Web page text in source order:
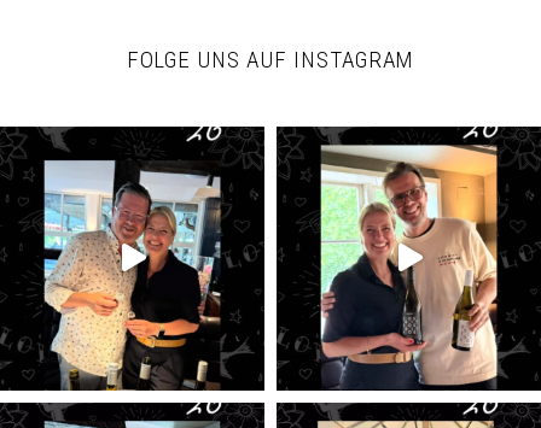
FOLGE UNS AUF INSTAGRAM